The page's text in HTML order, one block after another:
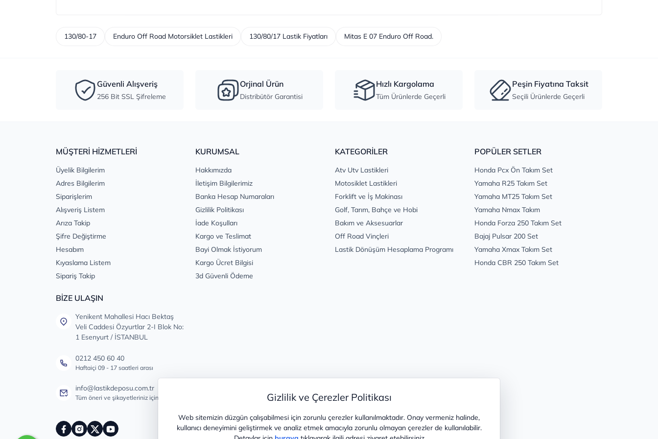
Gizlilik ve Çerezler Politikası
Web sitemizin düzgün çalışabilmesi için zorunlu çerezler kullanılmaktadır. Onay vermeniz halinde,
kullanıcı deneyimini geliştirmek ve analiz etmek amacıyla zorunlu olmayan çerezler de kullanılabilir.
130/80-17 Enduro Off Road Motorsiklet Lastikleri 130/80/17 Lastik Fiyatları Mitas E 07 Enduro Off Road.
Güvenli Alışveriş
256 Bit SSL Şifreleme
Orjinal Ürün
Distribütör Garantisi
Hızlı Kargolama
Tüm Ürünlerde Geçerli
Peşin Fiyatına Taksit
Seçili Ürünlerde Geçerli
MÜŞTERİ HİZMETLERİ
Üyelik Bilgilerim
Adres Bilgilerim
Siparişlerim
Alışveriş Listem
Arıza Takip
Şifre Değiştirme
Hesabım
Kıyaslama Listem
Sipariş Takip
KURUMSAL
Hakkımızda
İletişim Bilgilerimiz
Banka Hesap Numaraları
Gizlilik Politikası
İade Koşulları
Kargo ve Teslimat
Bayi Olmak İstiyorum
Kargo Ücret Bilgisi
3d Güvenli Ödeme
KATEGORİLER
Atv Utv Lastikleri
Motosiklet Lastikleri
Forklift ve İş Makinası
Golf, Tarım, Bahçe ve Hobi
Bakım ve Aksesuarlar
Off Road Vinçleri
Lastik Dönüşüm Hesaplama Programı
POPÜLER SETLER
Honda Pcx Ön Takım Set
Yamaha R25 Takım Set
Yamaha MT25 Takım Set
Yamaha Nmax Takım
Honda Forza 250 Takım Set
Bajaj Pulsar 200 Set
Yamaha Xmax Takım Set
Honda CBR 250 Takım Set
BİZE ULAŞIN
Yenikent Mahallesi Hacı Bektaş
Veli Caddesi Özyurtlar 2-I Blok No:
1 Esenyurt / İSTANBUL
0212 450 60 40
Haftaiçi 09 - 17 saatleri arası
info@lastikdeposu.com.tr
Tüm öneri ve şikayetleriniz için